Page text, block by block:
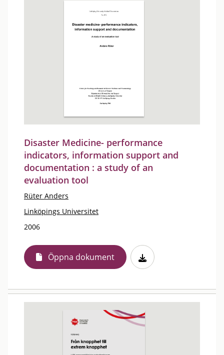
Disaster Medicine- performance
indicators, information support and
documentation : a study of an
evaluation tool
Rüter Anders
Linköpings Universitet
2006
Öppna dokument